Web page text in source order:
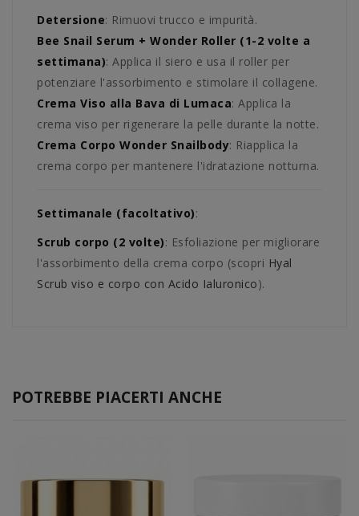
Detersione: Rimuovi trucco e impurità.
Bee Snail Serum + Wonder Roller (1-2 volte a
settimana): Applica il siero e usa il roller per
potenziare l'assorbimento e stimolare il collagene.
Crema Viso alla Bava di Lumaca: Applica la
crema viso per rigenerare la pelle durante la notte.
Crema Corpo Wonder Snailbody: Riapplica la
crema corpo per mantenere l'idratazione notturna.
Settimanale (facoltativo):
Scrub corpo (2 volte): Esfoliazione per migliorare
l'assorbimento della crema corpo (scopri Hyal
Scrub viso e corpo con Acido Ialuronico).
POTREBBE PIACERTI ANCHE